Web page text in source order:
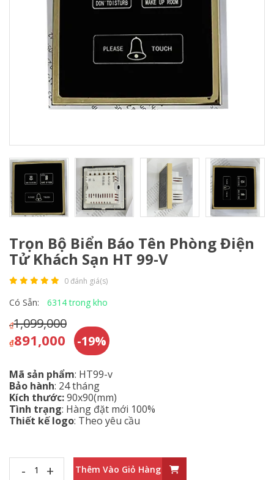
Trọn Bộ Biển Báo Tên Phòng Điện
Tử Khách Sạn HT 99-V
0 đánh giá(s)
Có Sẵn: 6314 trong kho
₫1,099,000
₫891,000 -19%
Mã sản phẩm: HT99-v
Bảo hành: 24 tháng
Kích thước:90x90(mm)
Tình trạng: Hàng đặt mới 100%
Thiết kế logo: Theo yêu cầu
- + Thêm Vào Giỏ Hàng